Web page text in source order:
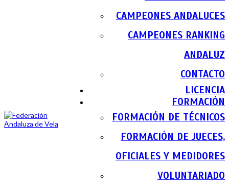
CAMPEONES ANDALUCES
CAMPEONES RANKING
ANDALUZ
CONTACTO
LICENCIA
FORMACIÓN
FORMACIÓN DE TÉCNICOS
FORMACIÓN DE JUECES,
OFICIALES Y MEDIDORES
VOLUNTARIADO